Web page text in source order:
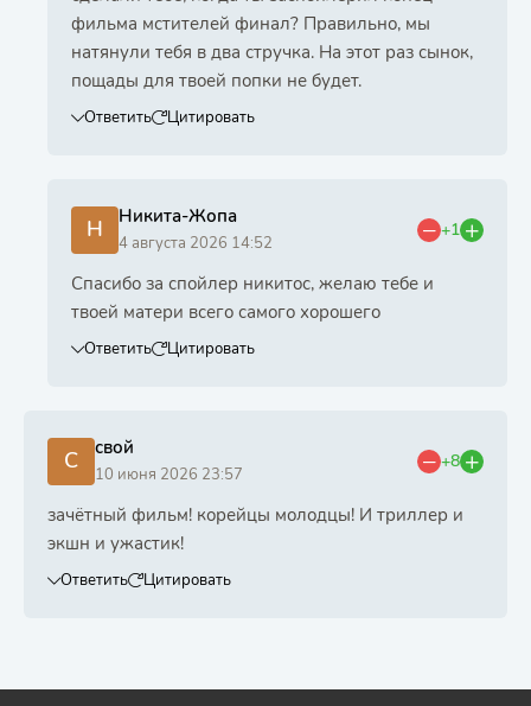
фильма мстителей финал? Правильно, мы
натянули тебя в два стручка. На этот раз сынок,
пощады для твоей попки не будет.
Ответить Цитировать
Н Никита-Жопа
4 августа 2026 14:52
+1
Спасибо за спойлер никитос, желаю тебе и
твоей матери всего самого хорошего
Ответить Цитировать
С свой
10 июня 2026 23:57
+8
зачётный фильм! корейцы молодцы! И триллер и
экшн и ужастик!
Ответить Цитировать